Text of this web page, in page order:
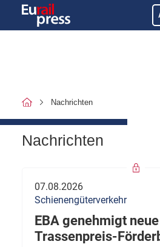
Nachrichten
Nachrichten
07.08.2026
Schienengüterverkehr
EBA genehmigt neue
Trassenpreis-